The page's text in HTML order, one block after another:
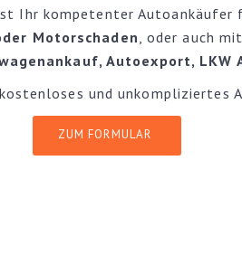
Ihr kompetenter Autoankäufer
Motorschaden, oder auch
, Autoexport, LKW
und unkompliziertes
ZUM FORMULAR